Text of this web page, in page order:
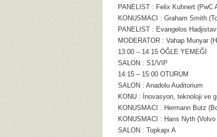
PANELIST : Felix Kuhnert (PwC
KONUSMACI : Graham Smith
PANELIST : Evangelos
MODERATOR : Vahap Munyar
13:00 – 14:15 ÖĞLE YEMEĞİ
SALON : S1/VIP
14:15 – 15:00 OTURUM
SALON : Anadolu Auditorium
KONU : İnovasyon, teknoloji ve
KONUSMACI : Hermann Butz
KONUSMACI : Hans Nyth
SALON : Topkapı A